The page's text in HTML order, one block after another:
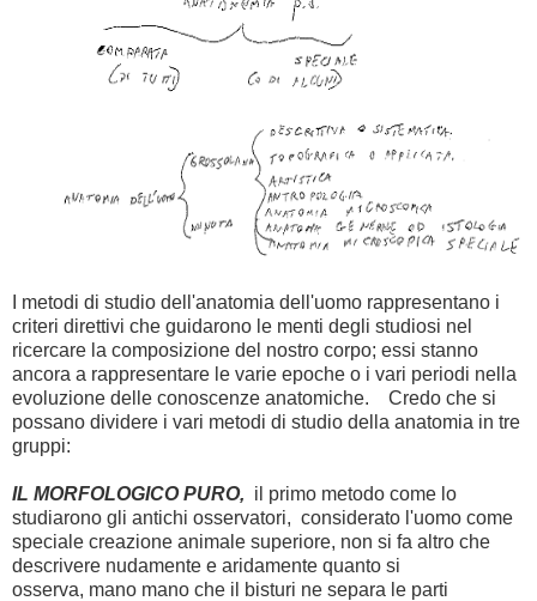
I metodi di studio dell'anatomia dell'uomo rappresentano i
criteri direttivi che guidarono le menti degli studiosi nel
ricercare la composizione del nostro corpo; essi stanno
ancora a rappresentare le varie epoche o i vari periodi nella
evoluzione delle conoscenze anatomiche. Credo che si
possano dividere i vari metodi di studio della anatomia in tre
gruppi:
IL MORFOLOGICO PURO, il primo metodo come lo
studiarono gli antichi osservatori, considerato l'uomo come
speciale creazione animale superiore, non si fa altro che
descrivere nudamente e aridamente quanto si
osserva, mano mano che il bisturi ne separa le parti